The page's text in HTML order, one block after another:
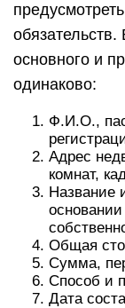
основного и
одинаково:
Ф.И.О.,
Адрес
комнат,
Название
основании
Общая
Сумма,
Способ и
Дата